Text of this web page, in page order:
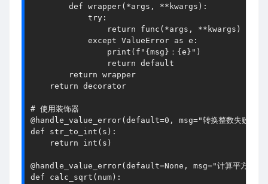
        def wrapper(*args, **kwargs):
            try:
                return func(*args, **kwargs)
            except ValueError as e:
                print(f"{msg}：{e}")
                return default
        return wrapper
    return decorator
# 使用装饰器
@handle_value_error(default=0, msg="转换整数失败")
def str_to_int(s):
    return int(s)
@handle_value_error(default=None, msg="计算平方根失
def calc_sqrt(num):